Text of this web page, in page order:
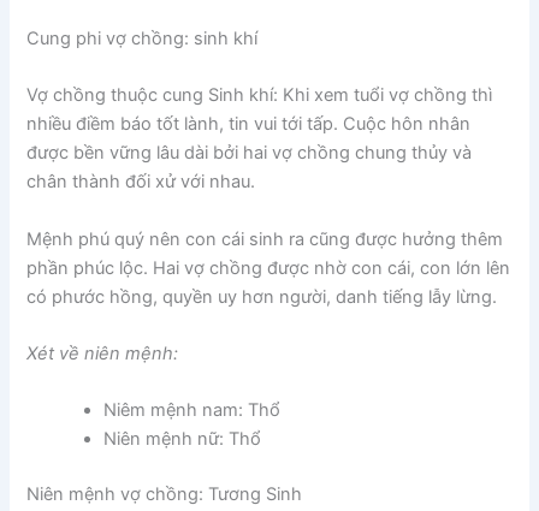
Cung phi vợ chồng: sinh khí
Vợ chồng thuộc cung Sinh khí: Khi xem tuổi vợ chồng thì
nhiều điềm báo tốt lành, tin vui tới tấp. Cuộc hôn nhân
được bền vững lâu dài bởi hai vợ chồng chung thủy và
chân thành đối xử với nhau.
Mệnh phú quý nên con cái sinh ra cũng được hưởng thêm
phần phúc lộc. Hai vợ chồng được nhờ con cái, con lớn lên
có phước hồng, quyền uy hơn người, danh tiếng lẫy lừng.
Xét về niên mệnh:
Niêm mệnh nam: Thổ
Niên mệnh nữ: Thổ
Niên mệnh vợ chồng: Tương Sinh